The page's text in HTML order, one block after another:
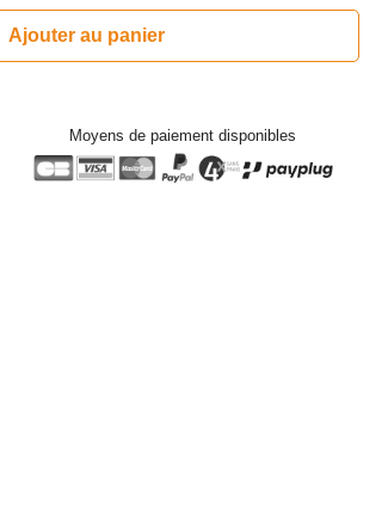
Ajouter au panier
Moyens de paiement disponibles